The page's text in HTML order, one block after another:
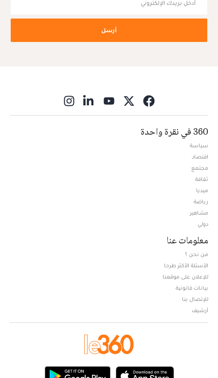
أرسل
360 في نقرة واحدة
سياسة
اقتصاد
مجتمع
ثقافة
ميديا
رياضة
مشاهير
دولي
معلومات عنا
من نحن ؟
الأسئلة الأكثر طرحا
للإعلان على موقعنا
بيانات قانونية
للإتصال بنا
أرشيف